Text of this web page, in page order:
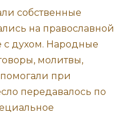
собственные
на православной
с духом. Народные
молитвы,
при
передавалось по